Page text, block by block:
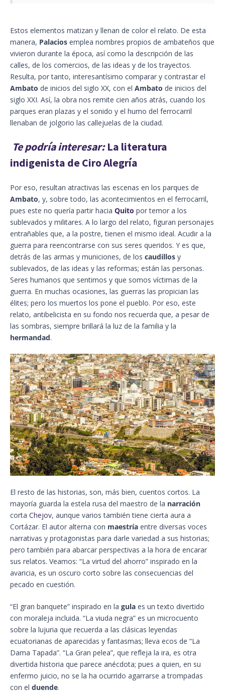
Estos elementos matizan y llenan de color el relato. De esta
manera, Palacios emplea nombres propios de ambateños que
vivieron durante la época, así como la descripción de las
calles, de los comercios, de las ideas y de los trayectos.
Resulta, por tanto, interesantísimo comparar y contrastar el
Ambato de inicios del siglo XX, con el Ambato de inicios del
siglo XXI. Así, la obra nos remite cien años atrás, cuando los
parques eran plazas y el sonido y el humo del ferrocarril
llenaban de jolgorio las callejuelas de la ciudad.
Te podría interesar:La literatura
indigenista de Ciro Alegría
Por eso, resultan atractivas las escenas en los parques de
Ambato, y, sobre todo, las acontecimientos en el ferrocarril,
pues este no quería partir hacia Quito por temor a los
sublevados y militares. A lo largo del relato, figuran personajes
entrañables que, a la postre, tienen el mismo ideal. Acudir a la
guerra para reencontrarse con sus seres queridos. Y es que,
detrás de las armas y municiones, de los caudillos y
sublevados, de las ideas y las reformas; están las personas.
Seres humanos que sentimos y que somos víctimas de la
guerra. En muchas ocasiones, las guerras las propician las
élites; pero los muertos los pone el pueblo. Por eso, este
relato, antibelicista en su fondo nos recuerda que, a pesar de
las sombras, siempre brillará la luz de la familia y la
hermandad.
El resto de las historias, son, más bien, cuentos cortos. La
mayoría guarda la estela rusa del maestro de la narración
corta Chejov, aunque varios también tiene cierta aura a
Cortázar. El autor alterna con maestría entre diversas voces
narrativas y protagonistas para darle variedad a sus historias;
pero también para abarcar perspectivas a la hora de encarar
sus relatos. Veamos: “La virtud del ahorro” inspirado en la
avaricia, es un oscuro corto sobre las consecuencias del
pecado en cuestión.
“El gran banquete” inspirado en la gula es un texto divertido
con moraleja incluida. “La viuda negra” es un microcuento
sobre la lujuria que recuerda a las clásicas leyendas
ecuatorianas de aparecidas y fantasmas; lleva ecos de “La
Dama Tapada”. “La Gran pelea”, que refleja la ira, es otra
divertida historia que parece anécdota; pues a quien, en su
enfermo juicio, no se la ha ocurrido agarrarse a trompadas
con el duende.